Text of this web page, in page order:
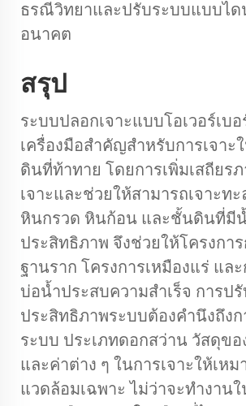
ธรณีวิทยาและปรับระบบแบบได
อนาคต
สรุป
ระบบปลอกเจาะแบบโอเวอร์เบอ
เครื่องมือสำคัญสำหรับการเจาะ
ดินที่ท้าทาย โดยการเพิ่มเสถียร
เจาะและช่วยให้สามารถเจาะท
หินกรวด หินก้อน และชั้นดินที่มีน้
ประสิทธิภาพ จึงช่วยให้โครงการ
ฐานราก โครงการเหมืองแร่ แล
บ่อน้ำประสบความสำเร็จ การป
ประสิทธิภาพระบบต้องคำนึงถึง
ระบบ ประเภทดอกสว่าน วัสดุขอ
และค่าต่าง ๆ ในการเจาะให้เห
แวดล้อมเฉพาะ ไม่ว่าจะทำงาน